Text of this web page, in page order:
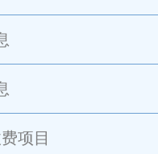
项目